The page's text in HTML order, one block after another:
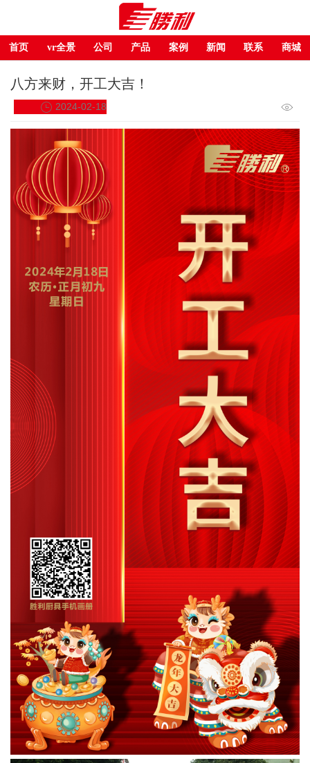
首页 vr全景 公司 产品 案例 新闻 联系 商城
八方来财，开工大吉！
2024-02-18